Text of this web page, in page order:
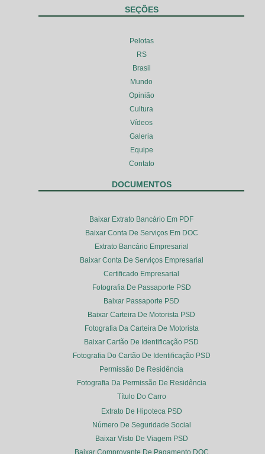
SEÇÕES
Pelotas
RS
Brasil
Mundo
Opinião
Cultura
Vídeos
Galeria
Equipe
Contato
DOCUMENTOS
Baixar Extrato Bancário Em PDF
Baixar Conta De Serviços Em DOC
Extrato Bancário Empresarial
Baixar Conta De Serviços Empresarial
Certificado Empresarial
Fotografia De Passaporte PSD
Baixar Passaporte PSD
Baixar Carteira De Motorista PSD
Fotografia Da Carteira De Motorista
Baixar Cartão De Identificação PSD
Fotografia Do Cartão De Identificação PSD
Permissão De Residência
Fotografia Da Permissão De Residência
Título Do Carro
Extrato De Hipoteca PSD
Número De Seguridade Social
Baixar Visto De Viagem PSD
Baixar Comprovante De Pagamento DOC